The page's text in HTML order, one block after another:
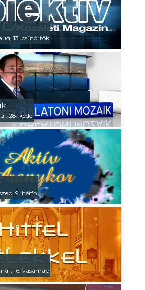
13. csütörtök
28. kedd
9. hétfő
16. vasárnap